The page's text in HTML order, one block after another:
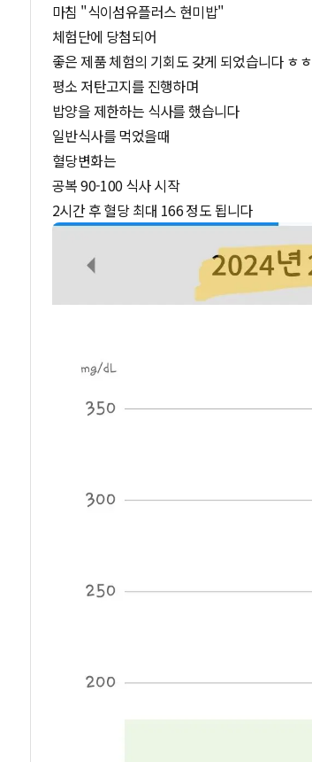
마침 "식이섬유플러스 현미밥"
체험단에 당첨되어
좋은 제품 체험의 기회도 갖게 되었습니다 ㅎㅎ
평소 저탄고지를 진행하며
밥양을 제한하는 식사를 했습니다
일반식사를 먹었을때
혈당변화는
공복 90-100 식사 시작
2시간 후 혈당 최대 166 정도 됩니다